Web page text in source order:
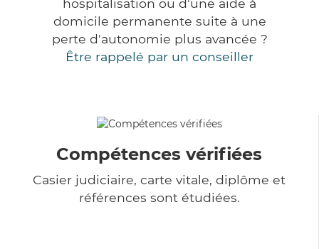
hospitalisation ou d'une aide à
domicile permanente suite à une
perte d'autonomie plus avancée ?
Être rappelé par un conseiller
Compétences vérifiées
Casier judiciaire, carte vitale, diplôme et
références sont étudiées.